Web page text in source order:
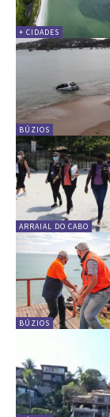
+ CIDADES
BÚZIOS
ARRAIAL DO CABO
BÚZIOS